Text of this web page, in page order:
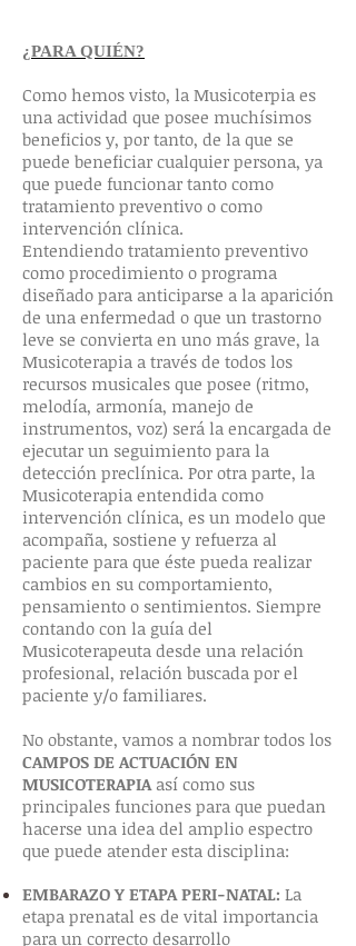
¿PARA QUIÉN?
Como hemos visto, la Musicoterpia es
una actividad que posee muchísimos
beneficios y, por tanto, de la que se
puede beneficiar cualquier persona, ya
que puede funcionar tanto como
tratamiento preventivo o como
intervención clínica.
Entendiendo tratamiento preventivo
como procedimiento o programa
diseñado para anticiparse a la aparición
de una enfermedad o que un trastorno
leve se convierta en uno más grave, la
Musicoterapia a través de todos los
recursos musicales que posee (ritmo,
melodía, armonía, manejo de
instrumentos, voz) será la encargada de
ejecutar un seguimiento para la
detección preclínica. Por otra parte, la
Musicoterapia entendida como
intervención clínica, es un modelo que
acompaña, sostiene y refuerza al
paciente para que éste pueda realizar
cambios en su comportamiento,
pensamiento o sentimientos. Siempre
contando con la guía del
Musicoterapeuta desde una relación
profesional, relación buscada por el
paciente y/o familiares.
No obstante, vamos a nombrar todos los
CAMPOS DE ACTUACIÓN EN
MUSICOTERAPIA así como sus
principales funciones para que puedan
hacerse una idea del amplio espectro
que puede atender esta disciplina:
EMBARAZO Y ETAPA PERI-NATAL: La
etapa prenatal es de vital importancia
para un correcto desarrollo